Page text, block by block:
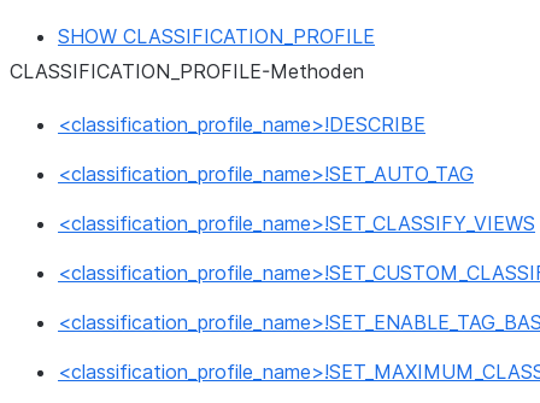
SHOW CLASSIFICATION_PROFILE
CLASSIFICATION_ PROFILE-Methoden
<classification_profile_name>!DESCRIBE
<classification_profile_name>!SET_AUTO_TAG
<classification_profile_name>!SET_CLASSIFY_VIEWS